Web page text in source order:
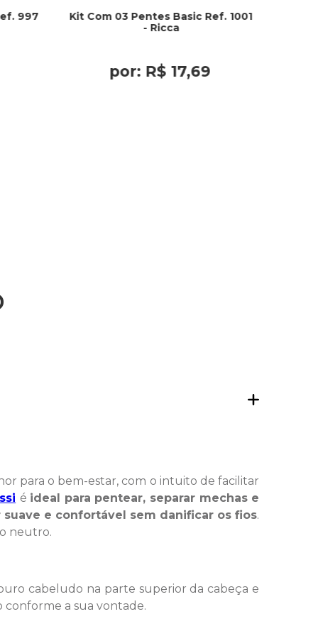
997
Kit Com 03 Pentes Basic Ref. 1001
- Ricca
por: R$ 17,69
para o bem-estar, com o intuito de facilitar
é ideal para pentear, separar mechas e
suave e confortável sem danificar os fios.
neutro.
cabeludo na parte superior da cabeça e
conforme a sua vontade.